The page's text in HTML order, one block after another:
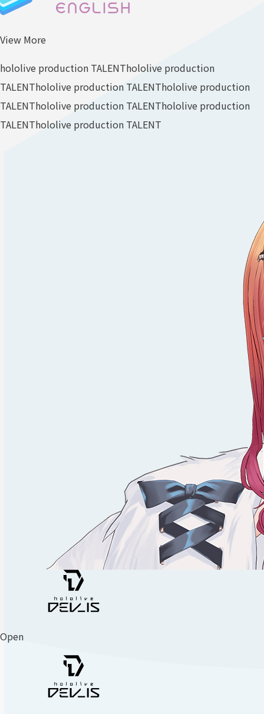
View More
hololive production TALENThololive production
TALENThololive production TALENThololive production
TALENThololive production TALENThololive production
TALENThololive production TALENT
Open